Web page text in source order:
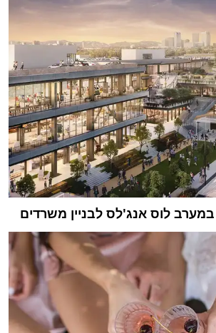
במערב לוס אנג'לס לבניין משרדים